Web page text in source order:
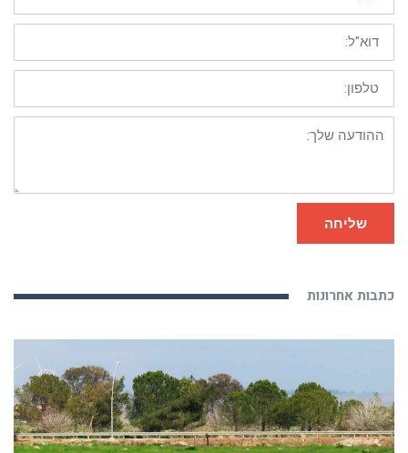
ההודעה
שלך:
שליחה